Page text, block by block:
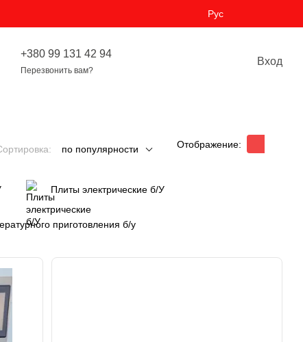
Рус
+380 99 131 42 94
Перезвонить вам?
Вход
по популярности Отображение:
Плиты электрические б/У
приготовления б/у